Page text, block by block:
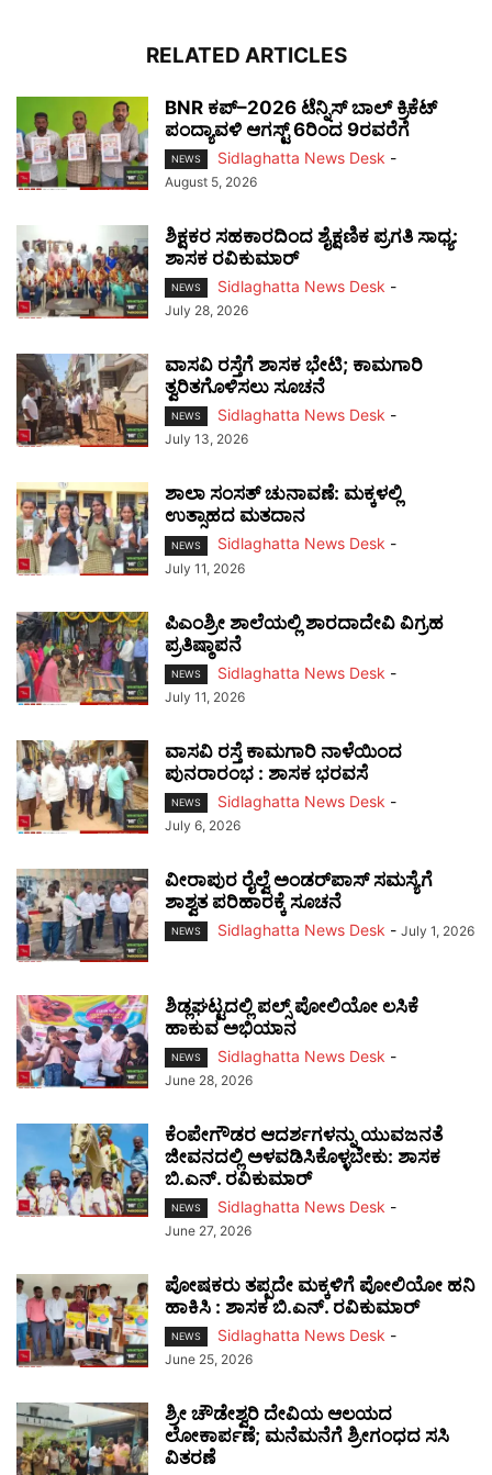
RELATED ARTICLES
BNR ಕಪ್–2026 ಟೆನ್ನಿಸ್ ಬಾಲ್ ಕ್ರಿಕೆಟ್
ಪಂದ್ಯಾವಳಿ ಆಗಸ್ಟ್ 6ರಿಂದ 9ರವರೆಗೆ
NEWS Sidlaghatta News Desk -
August 5, 2026
ಶಿಕ್ಷಕರ ಸಹಕಾರದಿಂದ ಶೈಕ್ಷಣಿಕ ಪ್ರಗತಿ ಸಾಧ್ಯ:
ಶಾಸಕ ರವಿಕುಮಾರ್
NEWS Sidlaghatta News Desk -
July 28, 2026
ವಾಸವಿ ರಸ್ತೆಗೆ ಶಾಸಕ ಭೇಟಿ; ಕಾಮಗಾರಿ
ತ್ವರಿತಗೊಳಿಸಲು ಸೂಚನೆ
NEWS Sidlaghatta News Desk -
July 13, 2026
ಶಾಲಾ ಸಂಸತ್ ಚುನಾವಣೆ: ಮಕ್ಕಳಲ್ಲಿ
ಉತ್ಸಾಹದ ಮತದಾನ
NEWS Sidlaghatta News Desk -
July 11, 2026
ಪಿಎಂಶ್ರೀ ಶಾಲೆಯಲ್ಲಿ ಶಾರದಾದೇವಿ ವಿಗ್ರಹ
ಪ್ರತಿಷ್ಠಾಪನೆ
NEWS Sidlaghatta News Desk -
July 11, 2026
ವಾಸವಿ ರಸ್ತೆ ಕಾಮಗಾರಿ ನಾಳೆಯಿಂದ
ಪುನರಾರಂಭ : ಶಾಸಕ ಭರವಸೆ
NEWS Sidlaghatta News Desk -
July 6, 2026
ವೀರಾಪುರ ರೈಲ್ವೆ ಅಂಡರ್‌ಪಾಸ್ ಸಮಸ್ಯೆಗೆ
ಶಾಶ್ವತ ಪರಿಹಾರಕ್ಕೆ ಸೂಚನೆ
NEWS Sidlaghatta News Desk - July 1, 2026
ಶಿಡ್ಲಘಟ್ಟದಲ್ಲಿ ಪಲ್ಸ್ ಪೋಲಿಯೋ ಲಸಿಕೆ
ಹಾಕುವ ಅಭಿಯಾನ
NEWS Sidlaghatta News Desk -
June 28, 2026
ಕೆಂಪೇಗೌಡರ ಆದರ್ಶಗಳನ್ನು ಯುವಜನತೆ
ಜೀವನದಲ್ಲಿ ಅಳವಡಿಸಿಕೊಳ್ಳಬೇಕು: ಶಾಸಕ
ಬಿ.ಎನ್. ರವಿಕುಮಾರ್
NEWS Sidlaghatta News Desk -
June 27, 2026
ಪೋಷಕರು ತಪ್ಪದೇ ಮಕ್ಕಳಿಗೆ ಪೋಲಿಯೋ ಹನಿ
ಹಾಕಿಸಿ : ಶಾಸಕ ಬಿ.ಎನ್. ರವಿಕುಮಾರ್
NEWS Sidlaghatta News Desk -
June 25, 2026
ಶ್ರೀ ಚೌಡೇಶ್ವರಿ ದೇವಿಯ ಆಲಯದ
ಲೋಕಾರ್ಪಣೆ; ಮನೆಮನೆಗೆ ಶ್ರೀಗಂಧದ ಸಸಿ
ವಿತರಣೆ